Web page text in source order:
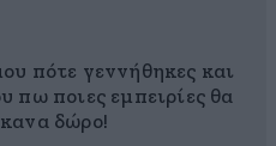
πότε γεννήθηκες και
πω ποιες εμπειρίες θα
δώρο!